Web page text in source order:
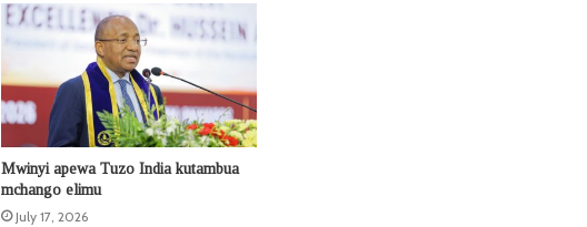
Mwinyi apewa Tuzo India kutambua
mchango elimu
July 17, 2026